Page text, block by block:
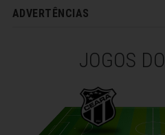
ADVERTÊNCIAS
JOGOS DO